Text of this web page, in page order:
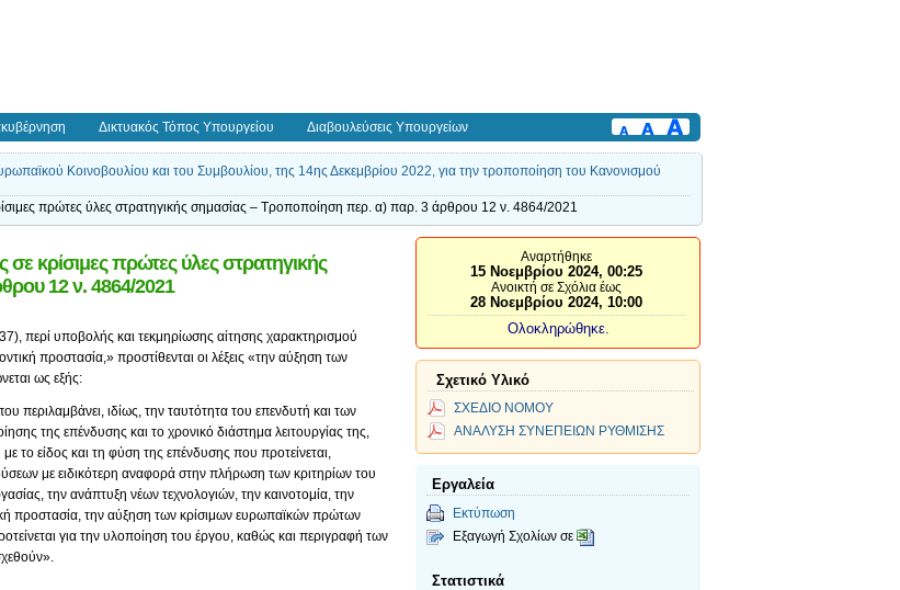
Δικτυακός Τόπος Υπουργείου Διαβουλεύσεις Υπουργείων
Κοινοβουλίου και του Συμβουλίου, της 14ης Δεκεμβρίου 2022, για την τροποποίηση του Κανονισμού
πρώτες ύλες στρατηγικής σημασίας – Τροποποίηση περ. α) παρ. 3 άρθρου 12 ν. 4864/2021
κρίσιμες πρώτες ύλες στρατηγικής
12 ν. 4864/2021
περί υποβολής και τεκμηρίωσης αίτησης χαρακτηρισμού
προστασία,» προστίθενται οι λέξεις «την αύξηση των
ως εξής:
περιλαμβάνει, ιδίως, την ταυτότητα του επενδυτή και των
της επένδυσης και το χρονικό διάστημα λειτουργίας της,
το είδος και τη φύση της επένδυσης που προτείνεται,
με ειδικότερη αναφορά στην πλήρωση των κριτηρίων του
την ανάπτυξη νέων τεχνολογιών, την καινοτομία, την
προστασία, την αύξηση των κρίσιμων ευρωπαϊκών πρώτων
για την υλοποίηση του έργου, καθώς και περιγραφή των
Αναρτήθηκε
15 Νοεμβρίου 2024, 00:25
Ανοικτή σε Σχόλια έως
28 Νοεμβρίου 2024, 10:00
Ολοκληρώθηκε.
Σχετικό Υλικό
ΣΧΕΔΙΟ ΝΟΜΟΥ
ΑΝΑΛΥΣΗ ΣΥΝΕΠΕΙΩΝ ΡΥΘΜΙΣΗΣ
Εργαλεία
Εκτύπωση
Εξαγωγή Σχολίων σε
Στατιστικά